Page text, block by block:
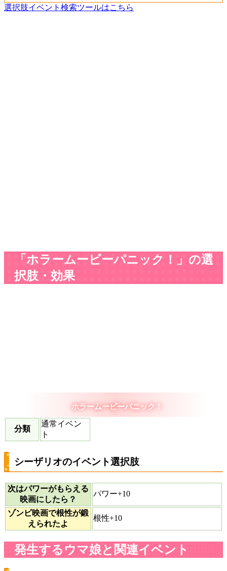
選択肢イベント検索ツールはこちら
「ホラームービーパニック！」の選
択肢・効果
ホラームービーパニック！
分類
通常イベン
ト
シーザリオのイベント選択肢
次はパワーがもらえる
映画にしたら？
パワー+10
ゾンビ映画で根性が鍛
えられたよ
根性+10
発生するウマ娘と関連イベント